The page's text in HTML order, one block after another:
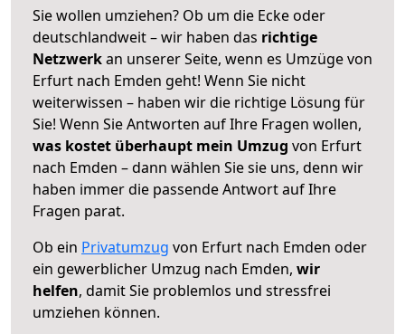
Sie wollen umziehen? Ob um die Ecke oder
deutschlandweit – wir haben das richtige
Netzwerkan unserer Seite, wenn es Umzüge von
Erfurt nach Emden geht! Wenn Sie nicht
weiterwissen – haben wir die richtige Lösung für
Sie! Wenn Sie Antworten auf Ihre Fragen wollen,
was kostet überhaupt mein Umzug von Erfurt
nach Emden – dann wählen Sie sie uns, denn wir
haben immer die passende Antwort auf Ihre
Fragen parat.
Ob ein Privatumzug von Erfurt nach Emden oder
ein gewerblicher Umzug nach Emden, wir
helfen, damit Sie problemlos und stressfrei
umziehen können.